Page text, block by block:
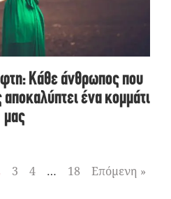
Κάθε άνθρωπος που
ένα κομμάτι
μας
3 4 … 18 Επόμενη »